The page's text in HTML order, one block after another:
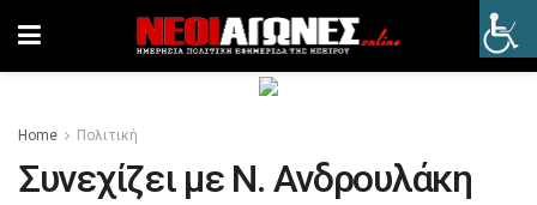
Home Πολιτική
Συνεχίζει με Ν. Ανδρουλάκη